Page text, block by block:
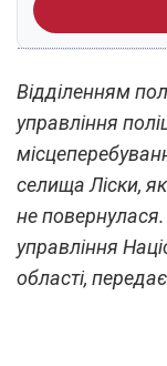
Відділенням
управління
селища Ліски,
не
управління
області,